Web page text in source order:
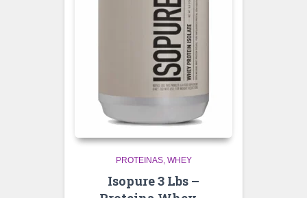
PROTEINAS WHEY
Isopure 3 Lbs –